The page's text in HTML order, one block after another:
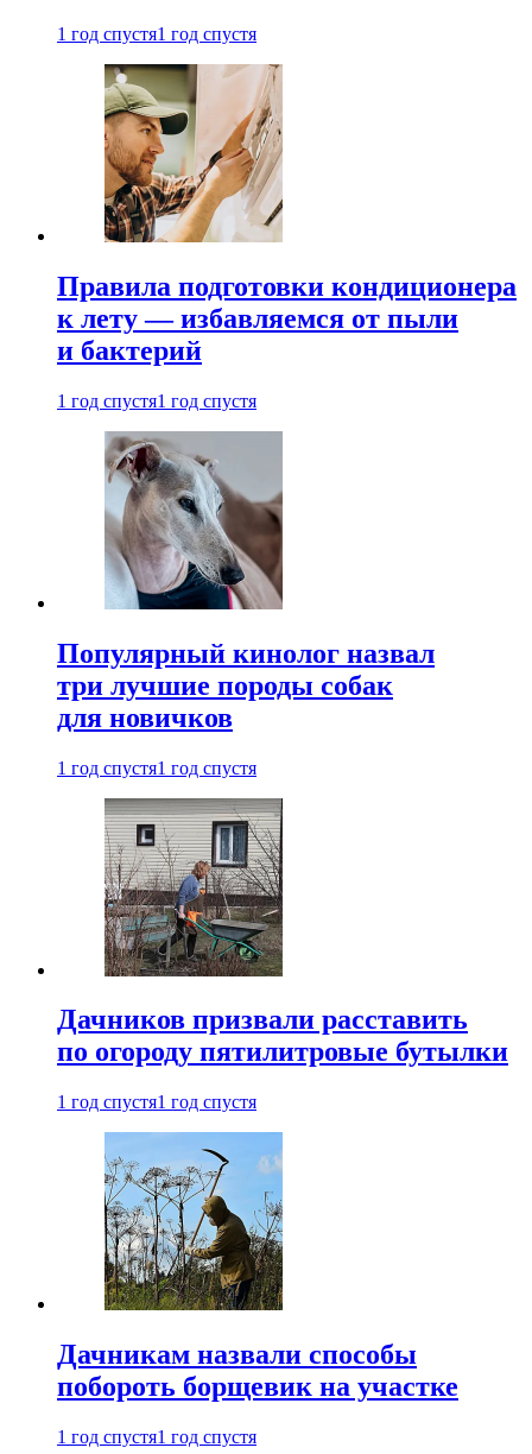
1 год спустя1 год спустя
Правила подготовки кондиционера
к лету — избавляемся от пыли
и бактерий
1 год спустя1 год спустя
Популярный кинолог назвал
три лучшие породы собак
для новичков
1 год спустя1 год спустя
Дачников призвали расставить
по огороду пятилитровые бутылки
1 год спустя1 год спустя
Дачникам назвали способы
побороть борщевик на участке
1 год спустя1 год спустя